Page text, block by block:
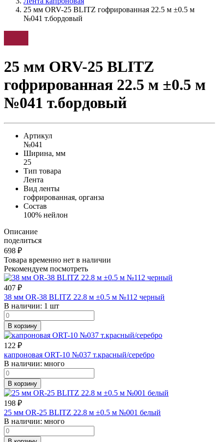
25 мм ORV-25 BLITZ гофрированная 22.5 м ±0.5 м
№041 т.бордовый
25 мм ORV-25 BLITZ
гофрированная 22.5 м ±0.5 м
№041 т.бордовый
Артикул
№041
Ширина, мм
25
Тип товара
Лента
Вид ленты
гофрированная, органза
Состав
100% нейлон
Описание
поделиться
698 ₽
Товара временно нет в наличии
Рекомендуем посмотреть
407 ₽
38 мм OR-38 BLITZ 22.8 м ±0.5 м №112 черный
В наличии: 1 шт
В корзину
122 ₽
капроновая ORT-10 №037 т.красный/серебро
В наличии: много
В корзину
198 ₽
25 мм OR-25 BLITZ 22.8 м ±0.5 м №001 белый
В наличии: много